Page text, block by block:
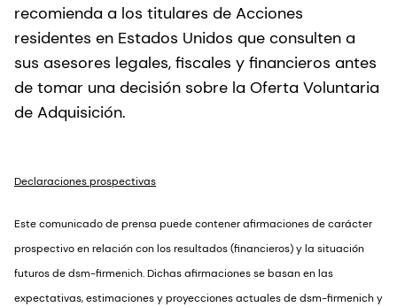
recomienda a los titulares de Acciones
residentes en Estados Unidos que consulten a
sus asesores legales, fiscales y financieros antes
de tomar una decisión sobre la Oferta Voluntaria
de Adquisición.
Declaraciones prospectivas
Este comunicado de prensa puede contener afirmaciones de carácter
prospectivo en relación con los resultados (financieros) y la situación
futuros de dsm-firmenich. Dichas afirmaciones se basan en las
expectativas, estimaciones y proyecciones actuales de dsm-firmenich y